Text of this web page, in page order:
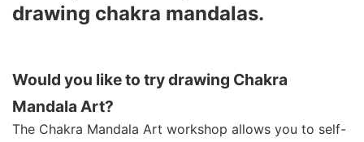
drawing chakra mandalas.
Would you like to try drawing Chakra
Mandala Art?
The Chakra Mandala Art workshop allows you to self-